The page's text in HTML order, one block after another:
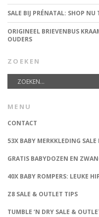
SALE BIJ PRÉNATAL: SHOP
ORIGINEEL BRIEVENBUS
OUDERS
ZOEKEN
MENU
CONTACT
53X BABY MERKKLEDING
GRATIS BABYDOZEN EN
40X BABY ROMPERS: LEUKE
Z8 SALE & OUTLET TIPS
TUMBLE ‘N DRY SALE &